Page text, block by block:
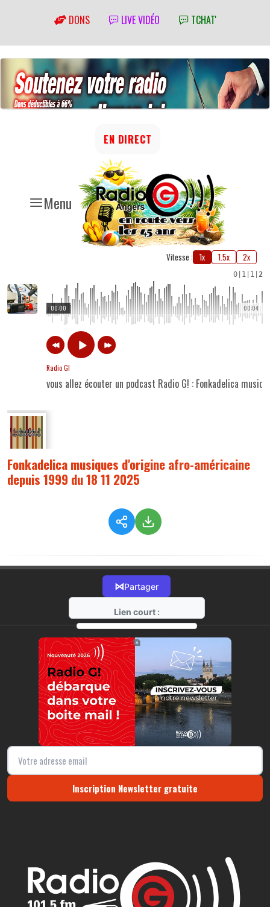
DONS LIVE VIDÉO TCHAT'
Menu
EN DIRECT
Vitesse : 1x 1.5x 2x
0 1 1 2
00:04
00:00
Radio G!
vous allez écouter un podcast Radio G! : Fonkadelica
Fonkadelica musiques d'origine afro-américaine
depuis 1999 du 18 11 2025
⋈Partager
Lien court :
https://radio-g.fr?19297
⧉
Inscription Newsletter gratuite